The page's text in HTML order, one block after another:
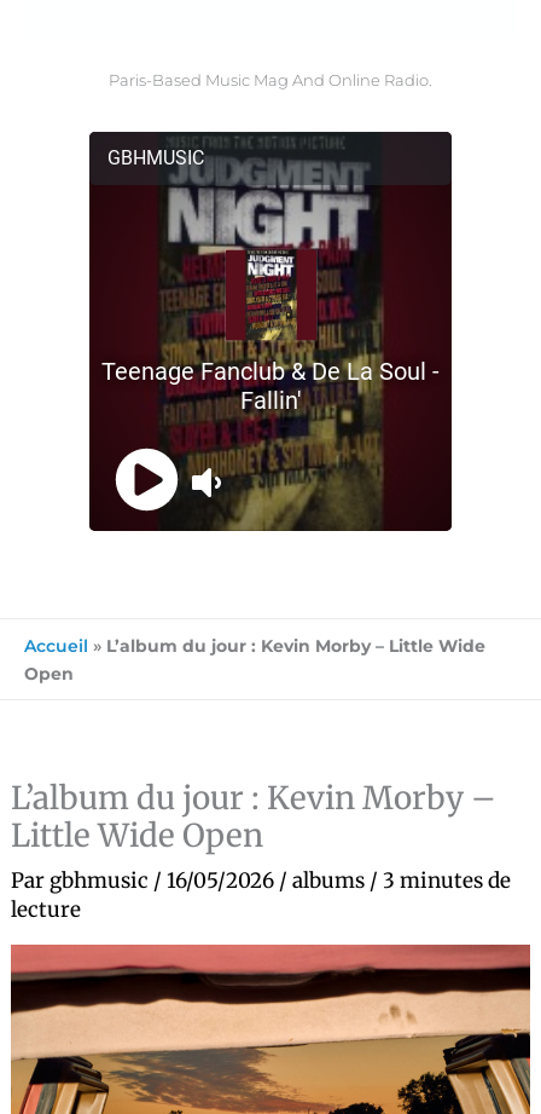
Paris-Based Music Mag And Online Radio.
Accueil » L’album du jour : Kevin Morby – Little Wide
Open
L’album du jour : Kevin Morby –
Little Wide Open
Par gbhmusic /16/05/2026 /albums /3 minutes de
lecture